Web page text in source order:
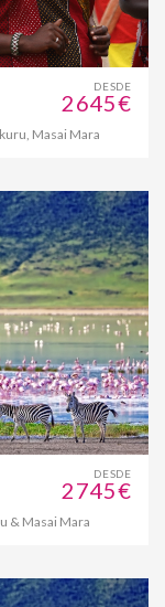
DESDE
2645€
Masai Mara
DESDE
2745€
& Masai Mara